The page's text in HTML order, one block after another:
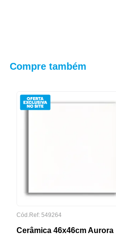
Compre também
Cód.Ref: 549264
Cerâmica 46x46cm Aurora